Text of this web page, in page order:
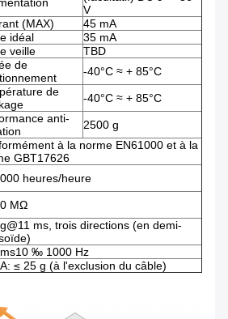
V
(MAX)
45 mA
idéal
35 mA
veille
TBD
de
-40°C ≈ + 85°C
de
-40°C ≈ + 85°C
anti-
2500 g
à la norme EN61000 et à la
GBT17626
heures/heure
MΩ
ms, trois directions (en demi-
‰ 1000 Hz
≤ 25 g (à l'exclusion du câble)